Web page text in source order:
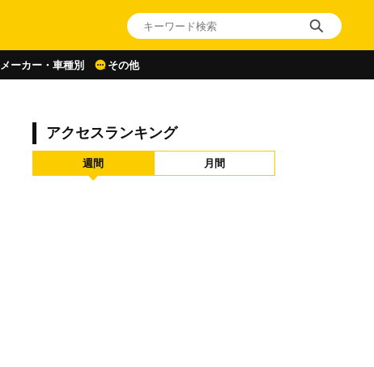
メーカー・車種別 その他
アクセスランキング
週間 月間